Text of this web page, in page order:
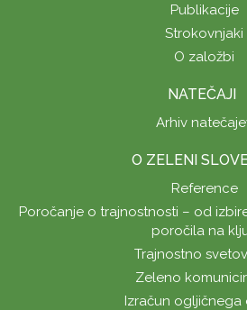
Publikacije
Strokovnjaki
O založbi
NATEČAJI
Arhiv
O ZELENI
Reference
Poročanje o trajnostnosti – od
poročila na
Trajnostno
Zeleno
Izračun ogljičnega